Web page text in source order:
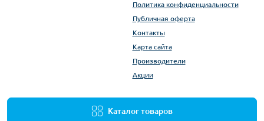
Политика конфиденциальности
Публичная оферта
Контакты
Карта сайта
Производители
Акции
Каталог товаров